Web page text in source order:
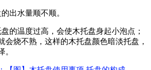
出水量顺不顺。
的温度过高，会使木托盘身起小泡点；
会烧不熟，这样的木托盘颜色暗淡托盘，
。